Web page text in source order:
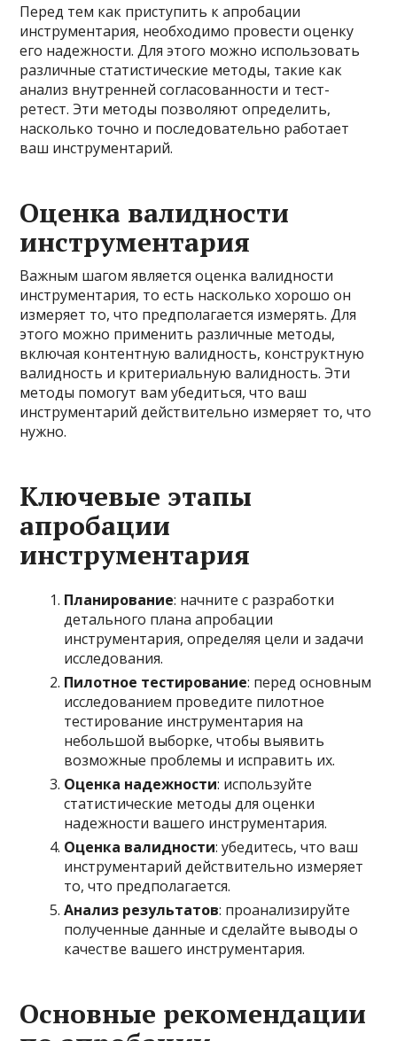
Перед тем как приступить к апробации
инструментария, необходимо провести оценку
его надежности. Для этого можно использовать
различные статистические методы, такие как
анализ внутренней согласованности и тест-
ретест. Эти методы позволяют определить,
насколько точно и последовательно работает
ваш инструментарий.
Оценка валидности
инструментария
Важным шагом является оценка валидности
инструментария, то есть насколько хорошо он
измеряет то, что предполагается измерять. Для
этого можно применить различные методы,
включая контентную валидность, конструктную
валидность и критериальную валидность. Эти
методы помогут вам убедиться, что ваш
инструментарий действительно измеряет то, что
нужно.
Ключевые этапы
апробации
инструментария
Планирование: начните с разработки
детального плана апробации
инструментария, определяя цели и задачи
исследования.
Пилотное тестирование: перед основным
исследованием проведите пилотное
тестирование инструментария на
небольшой выборке, чтобы выявить
возможные проблемы и исправить их.
Оценка надежности: используйте
статистические методы для оценки
надежности вашего инструментария.
Оценка валидности: убедитесь, что ваш
инструментарий действительно измеряет
то, что предполагается.
Анализ результатов: проанализируйте
полученные данные и сделайте выводы о
качестве вашего инструментария.
Основные рекомендации